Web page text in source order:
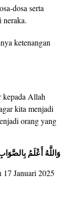
dosa serta
neraka.
ketenangan
kepada Allah
kita menjadi
orang yang
وَاللَّهُ أَعْلَمُ
17 Januari 2025